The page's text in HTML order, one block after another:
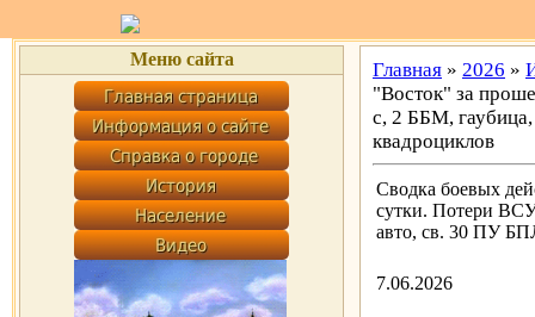
Меню сайта Главная » 2026 »
"Восток" за
с, 2 ББМ,
квадроциклов
Сводка боевых
сутки. Потери
авто, св. 30 ПУ
7.06.2026